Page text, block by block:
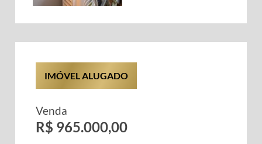
IMÓVEL ALUGADO
Venda
R$ 965.000,00